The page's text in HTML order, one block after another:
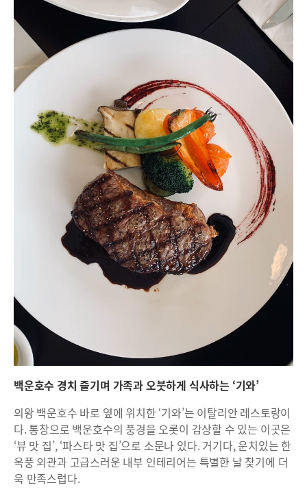
백운호수 경치 즐기며 가족과 오붓하게 식사하는 ‘기와’
의왕 백운호수 바로 옆에 위치한 ‘기와’는 이탈리안 레스토랑이
다. 통창으로 백운호수의 풍경을 오롯이 감상할 수 있는 이곳은
‘뷰 맛 집’, ‘파스타 맛 집’으로 소문나 있다. 거기다, 운치있는 한
옥풍 외관과 고급스러운 내부 인테리어는 특별한 날 찾기에 더
욱 만족스럽다.